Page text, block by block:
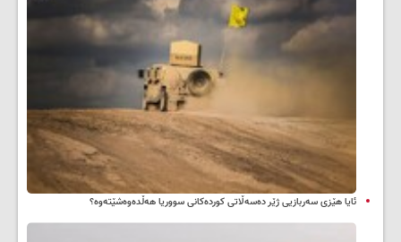
ئایا هێزی سەربازیی ژێر دەسەڵاتی کوردەکانی سووریا هەڵدەوەشێتەوە؟